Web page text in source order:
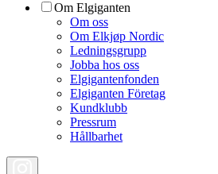
Om Elgiganten
Om oss
Om Elkjøp Nordic
Ledningsgrupp
Jobba hos oss
Elgigantenfonden
Elgiganten Företag
Kundklubb
Pressrum
Hållbarhet